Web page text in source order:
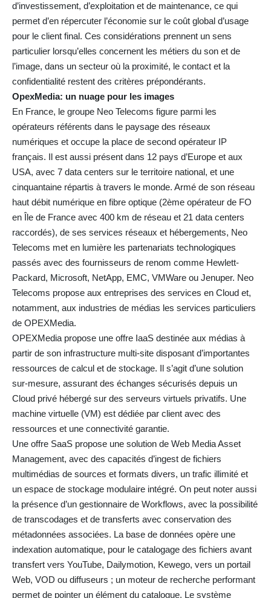
d’investissement, d’exploitation et de maintenance, ce qui
permet d’en répercuter l’économie sur le coût global d’usage
pour le client final. Ces considérations prennent un sens
particulier lorsqu’elles concernent les métiers du son et de
l’image, dans un secteur où la proximité, le contact et la
confidentialité restent des critères prépondérants.
OpexMedia: un nuage pour les images
En France, le groupe Neo Telecoms figure parmi les
opérateurs référents dans le paysage des réseaux
numériques et occupe la place de second opérateur IP
français. Il est aussi présent dans 12 pays d’Europe et aux
USA, avec 7 data centers sur le territoire national, et une
cinquantaine répartis à travers le monde. Armé de son réseau
haut débit numérique en fibre optique (2ème opérateur de FO
en Île de France avec 400 km de réseau et 21 data centers
raccordés), de ses services réseaux et hébergements, Neo
Telecoms met en lumière les partenariats technologiques
passés avec des fournisseurs de renom comme Hewlett-
Packard, Microsoft, NetApp, EMC, VMWare ou Jenuper. Neo
Telecoms propose aux entreprises des services en Cloud et,
notamment, aux industries de médias les services particuliers
de OPEXMedia.
OPEXMedia propose une offre IaaS destinée aux médias à
partir de son infrastructure multi-site disposant d’importantes
ressources de calcul et de stockage. Il s’agit d’une solution
sur-mesure, assurant des échanges sécurisés depuis un
Cloud privé hébergé sur des serveurs virtuels privatifs. Une
machine virtuelle (VM) est dédiée par client avec des
ressources et une connectivité garantie.
Une offre SaaS propose une solution de Web Media Asset
Management, avec des capacités d’ingest de fichiers
multimédias de sources et formats divers, un trafic illimité et
un espace de stockage modulaire intégré. On peut noter aussi
la présence d’un gestionnaire de Workflows, avec la possibilité
de transcodages et de transferts avec conservation des
métadonnées associées. La base de données opère une
indexation automatique, pour le catalogage des fichiers avant
transfert vers YouTube, Dailymotion, Kewego, vers un portail
Web, VOD ou diffuseurs ; un moteur de recherche performant
permet de pointer un élément du catalogue. Le système